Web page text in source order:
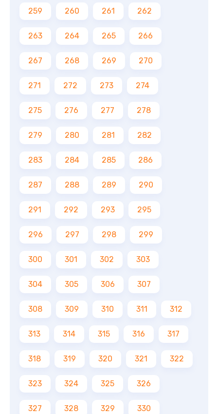
259 260 261 262
263 264 265 266
267 268 269 270
271 272 273 274
275 276 277 278
279 280 281 282
283 284 285 286
287 288 289 290
291 292 293 295
296 297 298 299
300 301 302 303
304 305 306 307
308 309 310 311 312
313 314 315 316 317
318 319 320 321 322
323 324 325 326
327 328 329 330